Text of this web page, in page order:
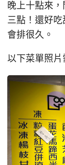
晚上十點來
三點！還好
會排很久。
以下菜單照